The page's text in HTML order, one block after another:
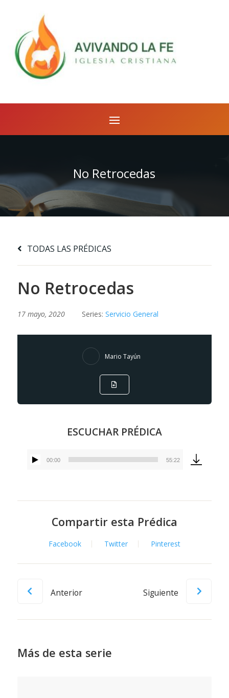
No Retrocedas
TODAS LAS PRÉDICAS
No Retrocedas
17 mayo, 2020 Series: Servicio General
Mario Tayún
ESCUCHAR PRÉDICA
Reproductor
00:00 55:22
Compartir esta Prédica
Facebook Twitter Pinterest
Anterior Siguiente
Más de esta serie